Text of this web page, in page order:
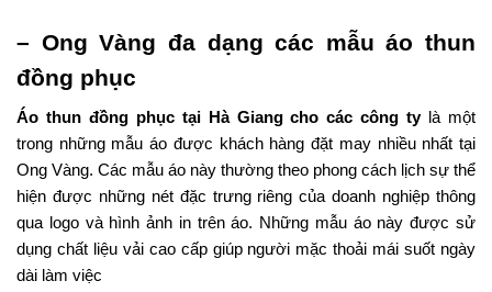
– Ong Vàng đa dạng các mẫu áo thun
đồng phục
Áo thun đồng phục tại Hà Giang cho các công tylà một
trong những mẫu áo được khách hàng đặt may nhiều nhất tại
Ong Vàng. Các mẫu áo này thường theo phong cách lịch sự thể
hiện được những nét đặc trưng riêng của doanh nghiệp thông
qua logo và hình ảnh in trên áo. Những mẫu áo này được sử
dụng chất liệu vải cao cấp giúp người mặc thoải mái suốt ngày
dài làm việc